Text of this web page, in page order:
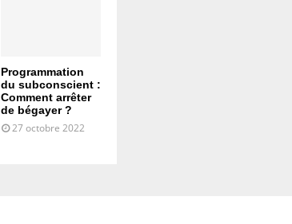
Programmation
du subconscient :
Comment arrêter
de bégayer ?
27 octobre 2022